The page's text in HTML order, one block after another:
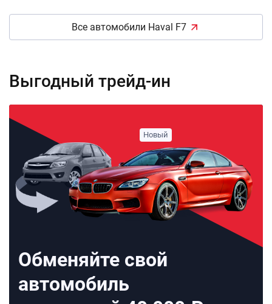
Все автомобили Haval F7
Выгодный трейд-ин
Обменяйте свой
автомобиль